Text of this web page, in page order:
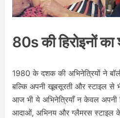
80s की हिरोइनों का
1980 के दशक की अभिनेत्रियों ने
बल्कि अपनी खूबसूरती और स्टाइल से
आज भी ये अभिनेत्रियाँ न केवल अपनी
आदाओं, अभिनय और ग्लैमरस स्टाइल के